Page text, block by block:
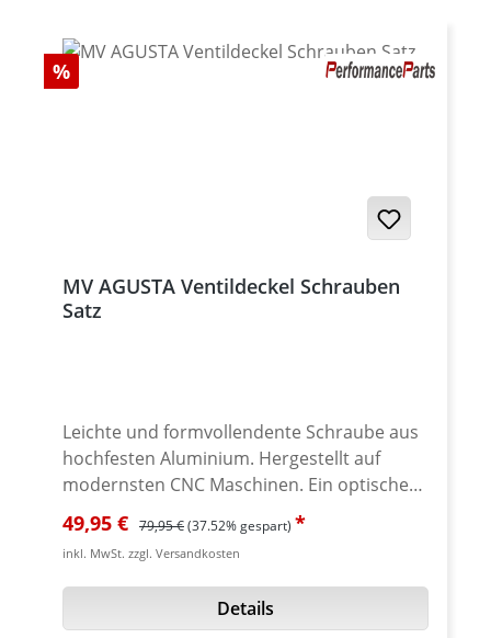
Rabatt
%
MV AGUSTA Ventildeckel Schrauben
Satz
Leichte und formvollendente Schraube aus
hochfesten Aluminium. Hergestellt auf
modernsten CNC Maschinen. Ein optisches
Highlight an jeder MV Agusta. Kann mit
handelsüblichen 13 mm Sechskant-
Werkzeug betätigt werden. In vielen
hochwertigen Eloxalfarben erhältlich.
Lieferumfang: Set mit 8 Stück. Passend für
Verkaufspreis:
49,95 € Regulärer Preis:
79,95 €(37.52% gespart)
inkl. MwSt. zzgl. Versandkosten
Details